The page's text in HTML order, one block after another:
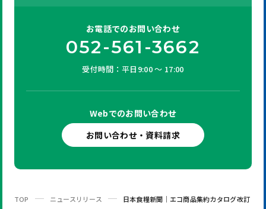
お電話でのお問い合わせ
052-561-3662
受付時間：平日9:00 ～ 17:00
Webでのお問い合わせ
お問い合わせ・資料請求
TOP ニュースリリース 日本食糧新聞｜エコ商品集約カタログ改訂